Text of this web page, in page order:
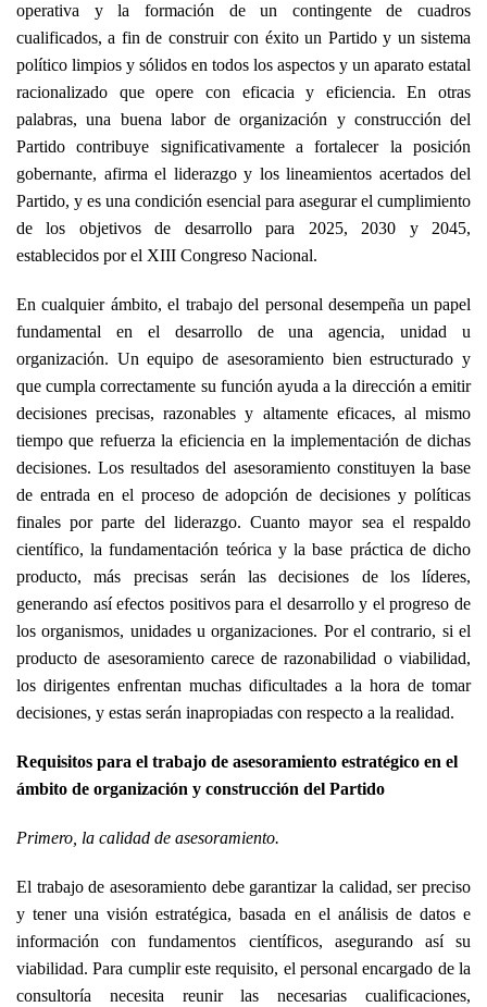
operativa y la formación de un contingente de cuadros
cualificados, a fin de construir con éxito un Partido y un sistema
político limpios y sólidos en todos los aspectos y un aparato estatal
racionalizado que opere con eficacia y eficiencia. En otras
palabras, una buena labor de organización y construcción del
Partido contribuye significativamente a fortalecer la posición
gobernante, afirma el liderazgo y los lineamientos acertados del
Partido, y es una condición esencial para asegurar el cumplimiento
de los objetivos de desarrollo para 2025, 2030 y 2045,
establecidos por el XIII Congreso Nacional.
En cualquier ámbito, el trabajo del personal desempeña un papel
fundamental en el desarrollo de una agencia, unidad u
organización. Un equipo de asesoramiento bien estructurado y
que cumpla correctamente su función ayuda a la dirección a emitir
decisiones precisas, razonables y altamente eficaces, al mismo
tiempo que refuerza la eficiencia en la implementación de dichas
decisiones. Los resultados del asesoramiento constituyen la base
de entrada en el proceso de adopción de decisiones y políticas
finales por parte del liderazgo. Cuanto mayor sea el respaldo
científico, la fundamentación teórica y la base práctica de dicho
producto, más precisas serán las decisiones de los líderes,
generando así efectos positivos para el desarrollo y el progreso de
los organismos, unidades u organizaciones. Por el contrario, si el
producto de asesoramiento carece de razonabilidad o viabilidad,
los dirigentes enfrentan muchas dificultades a la hora de tomar
decisiones, y estas serán inapropiadas con respecto a la realidad.
Requisitos para el trabajo de asesoramiento estratégico en el
ámbito de organización y construcción del Partido
Primero, la calidad de asesoramiento.
El trabajo de asesoramiento debe garantizar la calidad, ser preciso
y tener una visión estratégica, basada en el análisis de datos e
información con fundamentos científicos, asegurando así su
viabilidad. Para cumplir este requisito, el personal encargado de la
consultoría necesita reunir las necesarias cualificaciones,